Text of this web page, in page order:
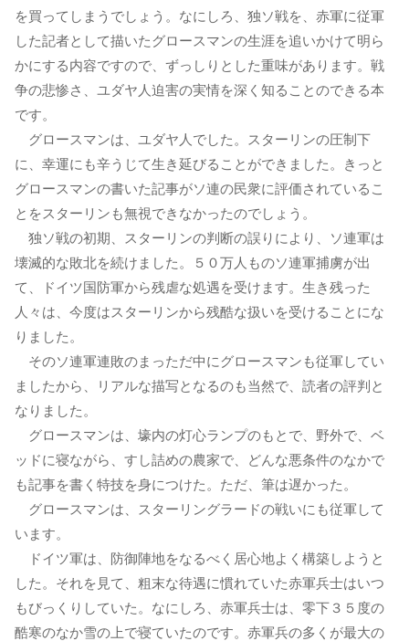
を買ってしまうでしょう。なにしろ、独ソ戦を、赤軍に従軍
した記者として描いたグロースマンの生涯を追いかけて明ら
かにする内容ですので、ずっしりとした重味があります。戦
争の悲惨さ、ユダヤ人迫害の実情を深く知ることのできる本
です。
グロースマンは、ユダヤ人でした。スターリンの圧制下
に、幸運にも辛うじて生き延びることができました。きっと
グロースマンの書いた記事がソ連の民衆に評価されているこ
とをスターリンも無視できなかったのでしょう。
独ソ戦の初期、スターリンの判断の誤りにより、ソ連軍は
壊滅的な敗北を続けました。５０万人ものソ連軍捕虜が出
て、ドイツ国防軍から残虐な処遇を受けます。生き残った
人々は、今度はスターリンから残酷な扱いを受けることにな
りました。
そのソ連軍連敗のまっただ中にグロースマンも従軍してい
ましたから、リアルな描写となるのも当然で、読者の評判と
なりました。
グロースマンは、壕内の灯心ランプのもとで、野外で、ベ
ッドに寝ながら、すし詰めの農家で、どんな悪条件のなかで
も記事を書く特技を身につけた。ただ、筆は遅かった。
グロースマンは、スターリングラードの戦いにも従軍して
います。
ドイツ軍は、防御陣地をなるべく居心地よく構築しようと
した。それを見て、粗末な待遇に慣れていた赤軍兵士はいつ
もびっくりしていた。なにしろ、赤軍兵士は、零下３５度の
酷寒のなか雪の上で寝ていたのです。赤軍兵の多くが最大の